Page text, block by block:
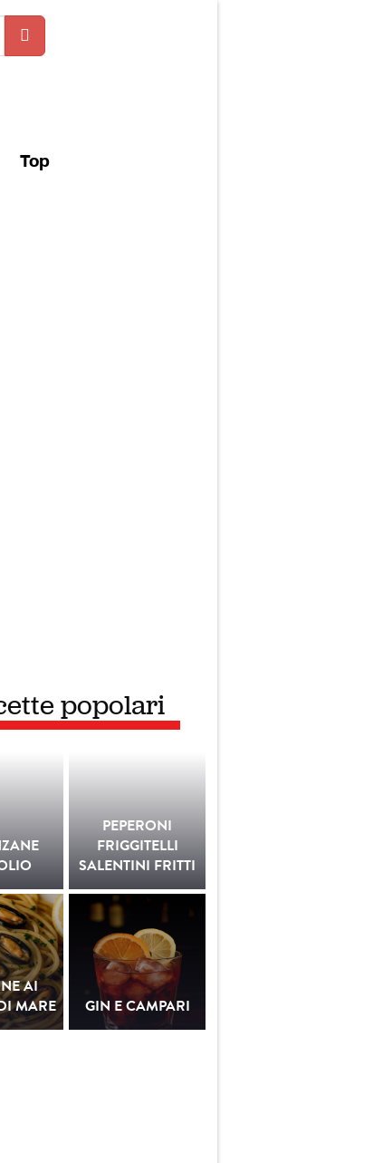
Top
popolari
PEPERONI
FRIGGITELLI
SALENTINI FRITTI
AI
MARE
GIN E CAMPARI